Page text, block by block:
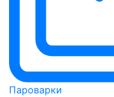
Пароварки